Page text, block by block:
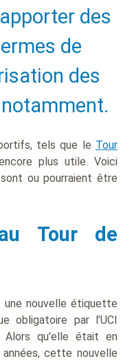
des
de
des
tels que le Tour
plus utile. Voici
ou pourraient être
Tour de
une nouvelle étiquette
obligatoire par l’UCI
Alors qu’elle était en
cette nouvelle